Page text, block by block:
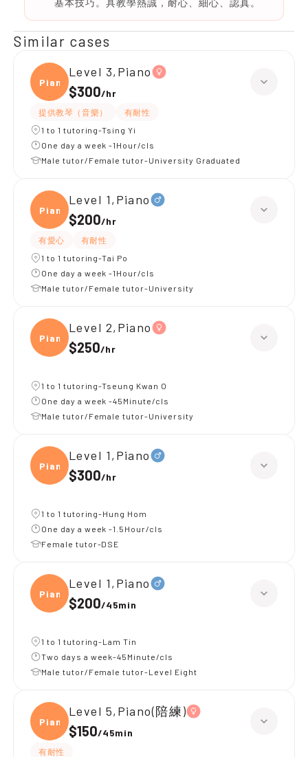
基本技巧。具教學熱誠，耐心、細心、認真。
Similar cases
Piano
Level 3,Piano
$300/hr
提供教琴（音樂）
有耐性
1 to 1 tutoring-Tsing Yi
One day a week -1Hour/cls
Male tutor/Female tutor-University Graduated
Piano
Level 1,Piano
$200/hr
有愛心
有耐性
1 to 1 tutoring-Tai Po
One day a week -1Hour/cls
Male tutor/Female tutor-University
Piano
Level 2,Piano
$250/hr
1 to 1 tutoring-Tseung Kwan O
One day a week -45Minute/cls
Male tutor/Female tutor-University
Piano
Level 1,Piano
$300/hr
1 to 1 tutoring-Hung Hom
One day a week -1.5Hour/cls
Female tutor-DSE
Piano
Level 1,Piano
$200/45min
1 to 1 tutoring-Lam Tin
Two days a week-45Minute/cls
Male tutor/Female tutor-Level Eight
Piano
Level 5,Piano(陪練)
$150/45min
有耐性